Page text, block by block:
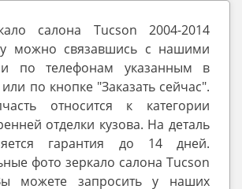
салона Tucson 2004-2014
можно связавшись с нашими
по телефонам указанным в
по кнопке "Заказать сейчас".
относится к категории
отделки кузова. На деталь
гарантия до 14 дней.
фото зеркало салона Tucson
можете запросить у наших